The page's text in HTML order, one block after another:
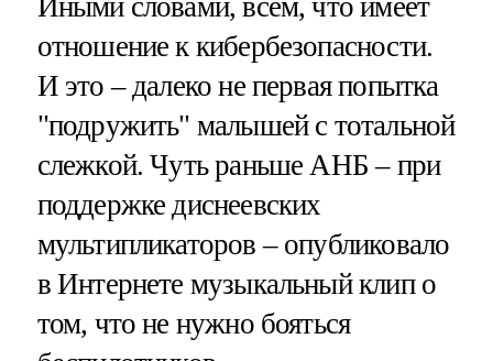
отношение к кибербезопасности.
И это – далеко не первая попытка
"подружить" малышей с тотальной
слежкой. Чуть раньше АНБ – при
поддержке диснеевских
мультипликаторов – опубликовало
в Интернете музыкальный клип о
том, что не нужно бояться